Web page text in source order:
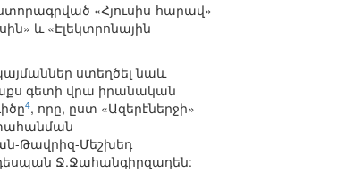
«Հյուսիս-հարավ»
և «Էլեկտրոնային
ստեղծել նաև
գետի վրա իրանական
4, որը, ըստ «Ազերէներջի»
Թավրիզ-Մեշխեդ
Ջ.Ջահանգիրզադեն: